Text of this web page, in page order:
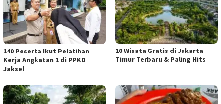
140 Peserta Ikut Pelatihan
Kerja Angkatan 1 di PPKD
Jaksel
10 Wisata Gratis di Jakarta
Timur Terbaru & Paling Hits